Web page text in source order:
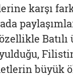
karşı
Batılı
büyük